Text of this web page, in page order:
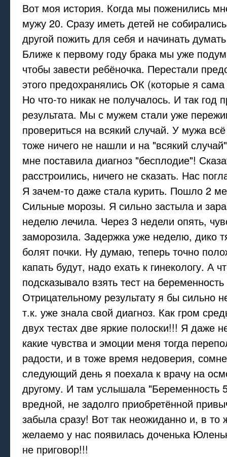
Вот моя история. Когда мы поженились
мужу 20. Сразу иметь детей не
другой пожить для себя и начинать
Ближе к первому году брака мы уже
чтобы завести ребёночка. Перестали
этого предохранялись ОК (которые я
Но что-то никак не получалось. И так год
результата. Мы с мужем стали уже
провериться на всякий случай. У мужа
тоже ничего не нашли и на "всякий
мне поставила диагноз "бесплодие"!
расстроились, ничего не сказать. Нас
Я зачем-то даже стала курить. Пошло 2
Сильные морозы. Я сильно застыла и
неделю лечила. Через 3 недели опять,
заморозила. Задержка уже неделю, дико
болят почки. Ну думаю, теперь точно
капать будут, надо ехать к гинекологу. А
подсказывало взять тест на
Отрицательному результату я бы сильно
т.к. уже знала свой диагноз. Как гром
двух тестах две яркие полоски!!! Я даже
какие чувства и эмоции меня тогда
радости, и в тоже время недоверия,
следующий день я поехала к врачу на
другому. И там услышала "Беременность
вредной, не задолго приобретённой
забыла сразу! Вот так неожиданно и, в то
желаемо у нас появилась доченька
не приговор!!!